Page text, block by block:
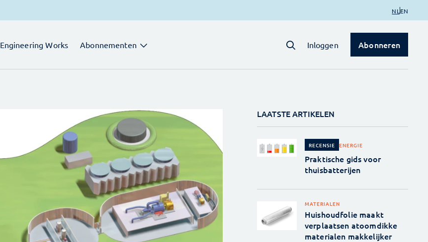
NL EN
Engineering Works Abonnementen Inloggen Abonneren
LAATSTE ARTIKELEN
RECENSIE ENERGIE
Praktische gids voor
thuisbatterijen
MATERIALEN
Huishoudfolie maakt
verplaatsen atoomdikke
materialen makkelijker